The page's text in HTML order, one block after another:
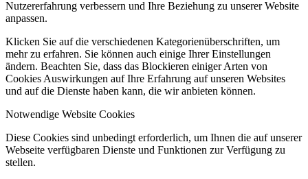
Nutzererfahrung verbessern und Ihre Beziehung zu unserer Website
anpassen.
Klicken Sie auf die verschiedenen Kategorienüberschriften, um
mehr zu erfahren. Sie können auch einige Ihrer Einstellungen
ändern. Beachten Sie, dass das Blockieren einiger Arten von
Cookies Auswirkungen auf Ihre Erfahrung auf unseren Websites
und auf die Dienste haben kann, die wir anbieten können.
Notwendige Website Cookies
Diese Cookies sind unbedingt erforderlich, um Ihnen die auf unserer
Webseite verfügbaren Dienste und Funktionen zur Verfügung zu
stellen.